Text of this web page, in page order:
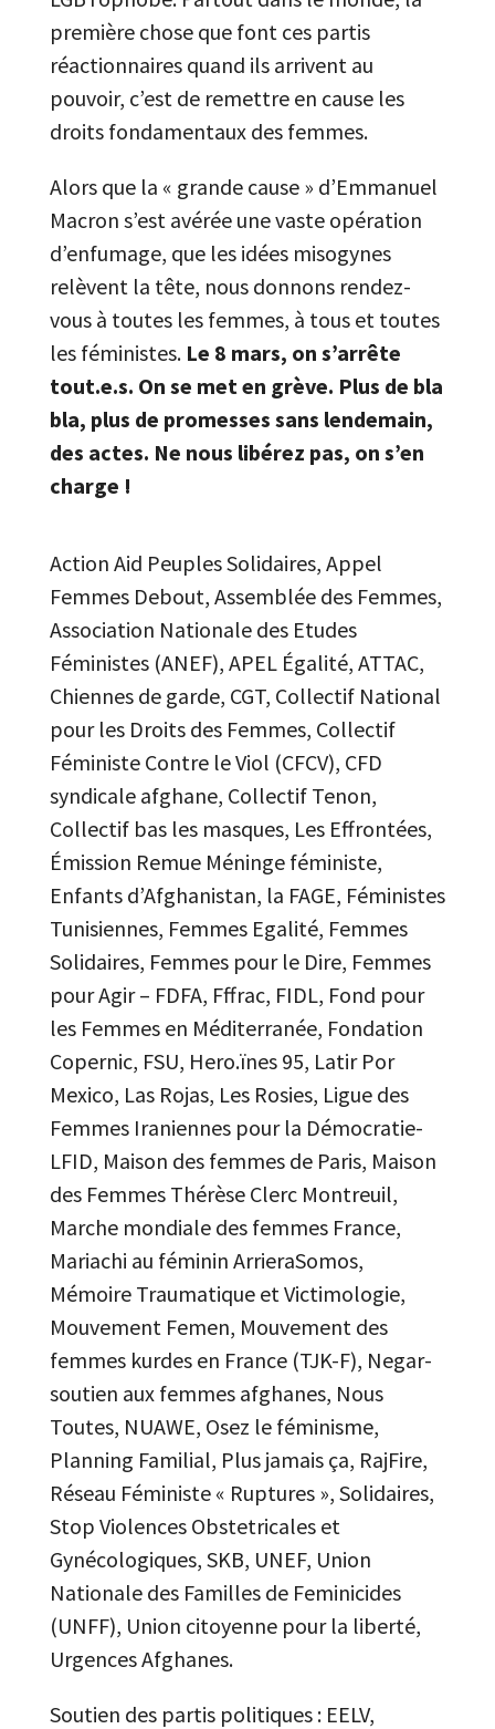
première chose que font ces partis
réactionnaires quand ils arrivent au
pouvoir, c’est de remettre en cause les
droits fondamentaux des femmes.
Alors que la « grande cause » d’Emmanuel
Macron s’est avérée une vaste opération
d’enfumage, que les idées misogynes
relèvent la tête, nous donnons rendez-
vous à toutes les femmes, à tous et toutes
les féministes. Le 8 mars, on s’arrête
tout.e.s. On se met en grève. Plus de bla
bla, plus de promesses sans lendemain,
des actes. Ne nous libérez pas, on s’en
charge !
Action Aid Peuples Solidaires, Appel
Femmes Debout, Assemblée des Femmes,
Association Nationale des Etudes
Féministes (ANEF), APEL Égalité, ATTAC,
Chiennes de garde, CGT, Collectif National
pour les Droits des Femmes, Collectif
Féministe Contre le Viol (CFCV), CFD
syndicale afghane, Collectif Tenon,
Collectif bas les masques, Les Effrontées,
Émission Remue Méninge féministe,
Enfants d’Afghanistan, la FAGE, Féministes
Tunisiennes, Femmes Egalité, Femmes
Solidaires, Femmes pour le Dire, Femmes
pour Agir – FDFA, Fffrac, FIDL, Fond pour
les Femmes en Méditerranée, Fondation
Copernic, FSU, Hero.ïnes 95, Latir Por
Mexico, Las Rojas, Les Rosies, Ligue des
Femmes Iraniennes pour la Démocratie-
LFID, Maison des femmes de Paris, Maison
des Femmes Thérèse Clerc Montreuil,
Marche mondiale des femmes France,
Mariachi au féminin ArrieraSomos,
Mémoire Traumatique et Victimologie,
Mouvement Femen, Mouvement des
femmes kurdes en France (TJK-F), Negar-
soutien aux femmes afghanes, Nous
Toutes, NUAWE, Osez le féminisme,
Planning Familial, Plus jamais ça, RajFire,
Réseau Féministe « Ruptures », Solidaires,
Stop Violences Obstetricales et
Gynécologiques, SKB, UNEF, Union
Nationale des Familles de Feminicides
(UNFF), Union citoyenne pour la liberté,
Urgences Afghanes.
Soutien des partis politiques : EELV,